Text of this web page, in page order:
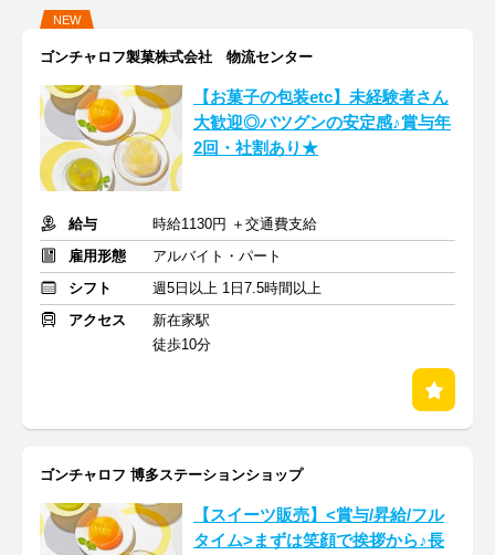
NEW
ゴンチャロフ製菓株式会社 物流センター
【お菓子の包装etc】未経験者さん
大歓迎◎バツグンの安定感♪賞与年
2回・社割あり★
給与
時給1130円 ＋交通費支給
雇用形態
アルバイト・パート
シフト
週5日以上 1日7.5時間以上
アクセス
新在家駅
徒歩10分
ゴンチャロフ 博多ステーションショップ
【スイーツ販売】<賞与/昇給/フル
タイム>まずは笑顔で挨拶から♪長